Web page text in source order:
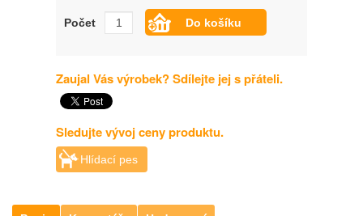
Počet
Zaujal Vás výrobek? Sdílejte jej s přáteli.
Sledujte vývoj ceny produktu.
Hlídací pes